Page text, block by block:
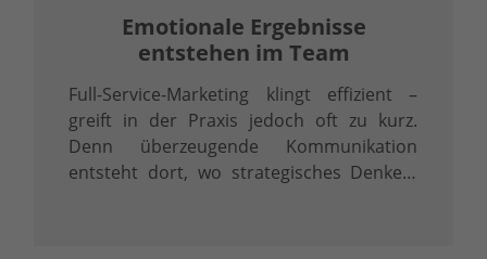
Emotionale Ergebnisse
entstehen im Team
Full-Service-Marketing klingt effizient –
greift in der Praxis jedoch oft zu kurz.
Denn überzeugende Kommunikation
entsteht dort, wo strategisches Denken,